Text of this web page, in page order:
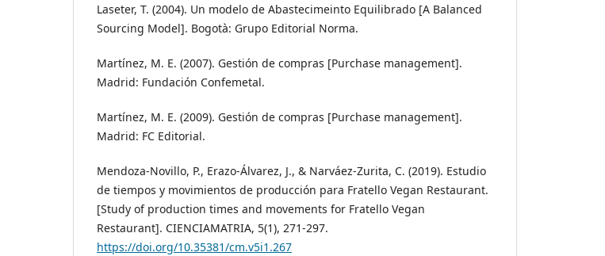
Laseter, T. (2004). Un modelo de Abastecimeinto Equilibrado [A Balanced
Sourcing Model]. Bogotà: Grupo Editorial Norma.
Martínez, M. E. (2007). Gestión de compras [Purchase management].
Madrid: Fundación Confemetal.
Martínez, M. E. (2009). Gestión de compras [Purchase management].
Madrid: FC Editorial.
Mendoza-Novillo, P., Erazo-Álvarez, J., & Narváez-Zurita, C. (2019). Estudio
de tiempos y movimientos de producción para Fratello Vegan Restaurant.
[Study of production times and movements for Fratello Vegan
Restaurant]. CIENCIAMATRIA, 5(1), 271-297.
https://doi.org/10.35381/cm.v5i1.267